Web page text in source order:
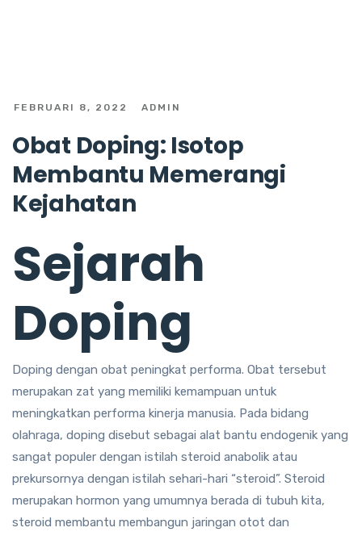
FEBRUARI 8, 2022 ADMIN
Obat Doping: Isotop
Membantu Memerangi
Kejahatan
Sejarah
Doping
Doping dengan obat peningkat performa. Obat tersebut
merupakan zat yang memiliki kemampuan untuk
meningkatkan performa kinerja manusia. Pada bidang
olahraga, doping disebut sebagai alat bantu endogenik yang
sangat populer dengan istilah steroid anabolik atau
prekursornya dengan istilah sehari-hari “steroid”. Steroid
merupakan hormon yang umumnya berada di tubuh kita,
steroid membantu membangun jaringan otot dan